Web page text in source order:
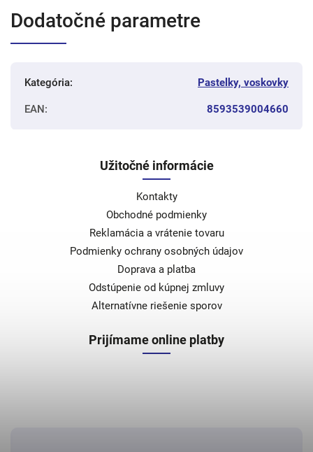
Dodatočné parametre
Kategória: Pastelky, voskovky
EAN: 8593539004660
Užitočné informácie
Kontakty
Obchodné podmienky
Reklamácia a vrátenie tovaru
Podmienky ochrany osobných údajov
Doprava a platba
Odstúpenie od kúpnej zmluvy
Alternatívne riešenie sporov
Prijímame online platby